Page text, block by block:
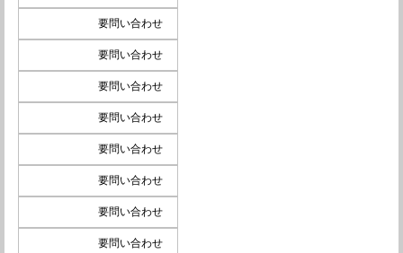
要問い合わせ
要問い合わせ
要問い合わせ
要問い合わせ
要問い合わせ
要問い合わせ
要問い合わせ
要問い合わせ